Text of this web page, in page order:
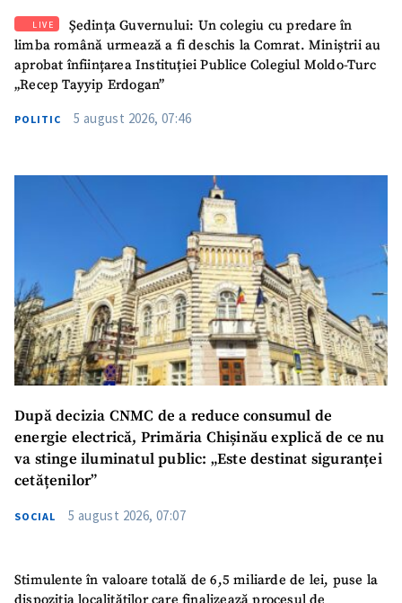
LIVE
Ședința Guvernului: Un colegiu cu predare în
limba română urmează a fi deschis la Comrat. Miniștrii au
aprobat înființarea Instituției Publice Colegiul Moldo-Turc
„Recep Tayyip Erdogan”
POLITIC 5 august 2026, 07:46
După decizia CNMC de a reduce consumul de
energie electrică, Primăria Chișinău explică de ce nu
va stinge iluminatul public: „Este destinat siguranței
cetățenilor”
SOCIAL 5 august 2026, 07:07
Stimulente în valoare totală de 6,5 miliarde de lei, puse la